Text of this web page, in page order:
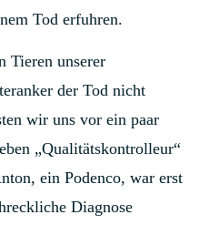
Tod erfuhren.
Tieren unserer
der Tod nicht
wir uns vor ein paar
„Qualitätskontrolleur“
ein Podenco, war erst
Diagnose